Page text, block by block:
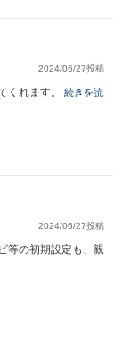
2024/06/27投稿
くれます。 続きを読
2024/06/27投稿
等の初期設定も、親